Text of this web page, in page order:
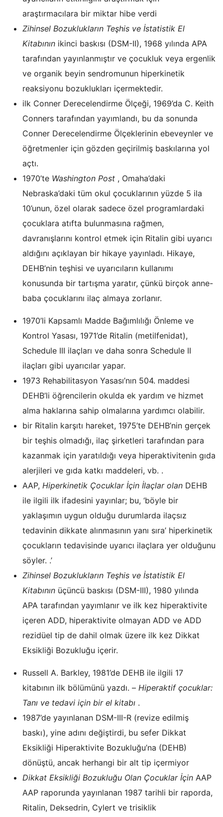
araştırmacılara bir miktar hibe verdi
Zihinsel Bozuklukların Teşhis ve İstatistik El
Kitabının ikinci baskısı (DSM-II), 1968 yılında APA
tarafından yayınlanmıştır ve çocukluk veya ergenlik
ve organik beyin sendromunun hiperkinetik
reaksiyonu bozuklukları içermektedir.
ilk Conner Derecelendirme Ölçeği, 1969’da C. Keith
Conners tarafından yayımlandı, bu da sonunda
Conner Derecelendirme Ölçeklerinin ebeveynler ve
öğretmenler için gözden geçirilmiş baskılarına yol
açtı.
1970’te Washington Post , Omaha’daki
Nebraska’daki tüm okul çocuklarının yüzde 5 ila
10’unun, özel olarak sadece özel programlardaki
çocuklara atıfta bulunmasına rağmen,
davranışlarını kontrol etmek için Ritalin gibi uyarıcı
aldığını açıklayan bir hikaye yayınladı. Hikaye,
DEHB’nin teşhisi ve uyarıcıların kullanımı
konusunda bir tartışma yaratır, çünkü birçok anne-
baba çocuklarını ilaç almaya zorlanır.
1970’li Kapsamlı Madde Bağımlılığı Önleme ve
Kontrol Yasası, 1971’de Ritalin (metilfenidat),
Schedule III ilaçları ve daha sonra Schedule II
ilaçları gibi uyarıcılar yapar.
1973 Rehabilitasyon Yasası’nın 504. maddesi
DEHB’li öğrencilerin okulda ek yardım ve hizmet
alma haklarına sahip olmalarına yardımcı olabilir.
bir Ritalin karşıtı hareket, 1975’te DEHB’nin gerçek
bir teşhis olmadığı, ilaç şirketleri tarafından para
kazanmak için yaratıldığı veya hiperaktivitenin gıda
alerjileri ve gıda katkı maddeleri, vb. .
AAP, Hiperkinetik Çocuklar İçin İlaçlar olan DEHB
ile ilgili ilk ifadesini yayınlar; bu, ‘böyle bir
yaklaşımın uygun olduğu durumlarda ilaçsız
tedavinin dikkate alınmasının yanı sıra’ hiperkinetik
çocukların tedavisinde uyarıcı ilaçlara yer olduğunu
söyler. .’
Zihinsel Bozuklukların Teşhis ve İstatistik El
Kitabının üçüncü baskısı (DSM-III), 1980 yılında
APA tarafından yayımlanır ve ilk kez hiperaktivite
içeren ADD, hiperaktivite olmayan ADD ve ADD
rezidüel tip de dahil olmak üzere ilk kez Dikkat
Eksikliği Bozukluğu içerir.
Russell A. Barkley, 1981’de DEHB ile ilgili 17
kitabının ilk bölümünü yazdı. – Hiperaktif çocuklar:
Tanı ve tedavi için bir el kitabı .
1987’de yayınlanan DSM-III-R (revize edilmiş
baskı), yine adını değiştirdi, bu sefer Dikkat
Eksikliği Hiperaktivite Bozukluğu’na (DEHB)
dönüştü, ancak herhangi bir alt tip içermiyor
Dikkat Eksikliği Bozukluğu Olan Çocuklar İçin AAP
AAP raporunda yayınlanan 1987 tarihli bir raporda,
Ritalin, Deksedrin, Cylert ve trisiklik